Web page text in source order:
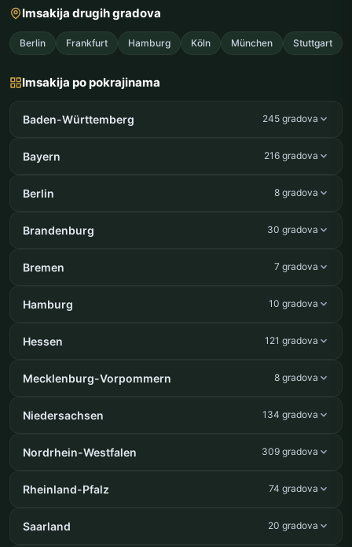
Imsakija drugih gradova
Berlin Frankfurt Hamburg Köln München Stuttgart
Imsakija po pokrajinama
Baden-Württemberg 245 gradova
Bayern 216 gradova
Berlin 8 gradova
Brandenburg 30 gradova
Bremen 7 gradova
Hamburg 10 gradova
Hessen 121 gradova
Mecklenburg-Vorpommern 8 gradova
Niedersachsen 134 gradova
Nordrhein-Westfalen 309 gradova
Rheinland-Pfalz 74 gradova
Saarland 20 gradova